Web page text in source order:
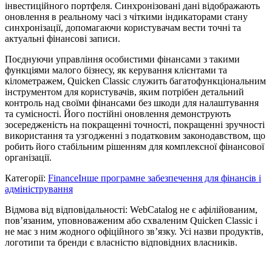
інвестиційного портфеля. Синхронізовані дані відображають
оновлення в реальному часі з чіткими індикаторами стану
синхронізації, допомагаючи користувачам вести точні та
актуальні фінансові записи.
Поєднуючи управління особистими фінансами з такими
функціями малого бізнесу, як керування клієнтами та
кілометражем, Quicken Classic служить багатофункціональним
інструментом для користувачів, яким потрібен детальний
контроль над своїми фінансами без шкоди для налаштування
та сумісності. Його постійні оновлення демонструють
зосередженість на покращенні точності, покращенні зручності
використання та узгодженні з податковим законодавством, що
робить його стабільним рішенням для комплексної фінансової
організації.
Категорії: FinanceІнше програмне забезпечення для фінансів і
адміністрування
Відмова від відповідальності: WebCatalog не є афілійованим,
пов’язаним, уповноваженим або схваленим Quicken Classic і
не має з ним жодного офіційного зв’язку. Усі назви продуктів,
логотипи та бренди є власністю відповідних власників.